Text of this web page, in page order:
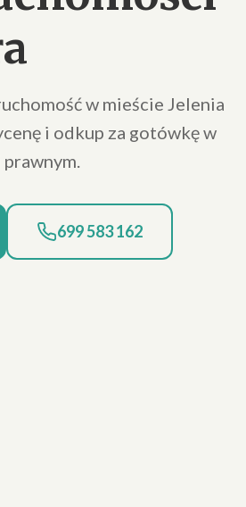
w mieście Jelenia
i odkup za gotówkę w
699 583 162